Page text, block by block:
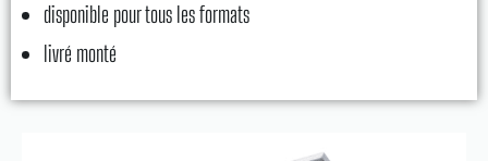
disponible pour tous les formats
livré monté